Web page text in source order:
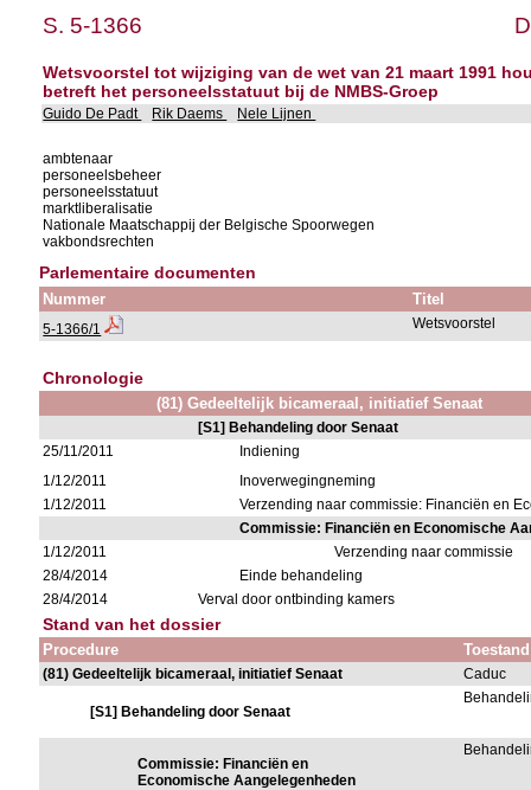
S. 5-1366
Wetsvoorstel tot wijziging van de wet van 21 maart 1991
betreft het personeelsstatuut bij de NMBS-Groep
Guido De Padt Rik Daems Nele Lijnen
ambtenaar
personeelsbeheer
personeelsstatuut
marktliberalisatie
Nationale Maatschappij der Belgische Spoorwegen
vakbondsrechten
Parlementaire documenten
Nummer Titel
5-1366/1 Wetsvoorstel
Chronologie
(81) Gedeeltelijk bicameraal, initiatief Senaat
[S1] Behandeling door Senaat
25/11/2011
Indiening
1/12/2011
Inoverwegingneming
1/12/2011
Verzending naar commissie: Financiën en
Commissie: Financiën en Economische
1/12/2011
Verzending naar commissie
28/4/2014
Einde behandeling
28/4/2014
Verval door ontbinding kamers
Stand van het dossier
Procedure Toestand
(81) Gedeeltelijk bicameraal, initiatief Senaat Caduc
[S1] Behandeling door Senaat
Commissie: Financiën en
Economische Aangelegenheden